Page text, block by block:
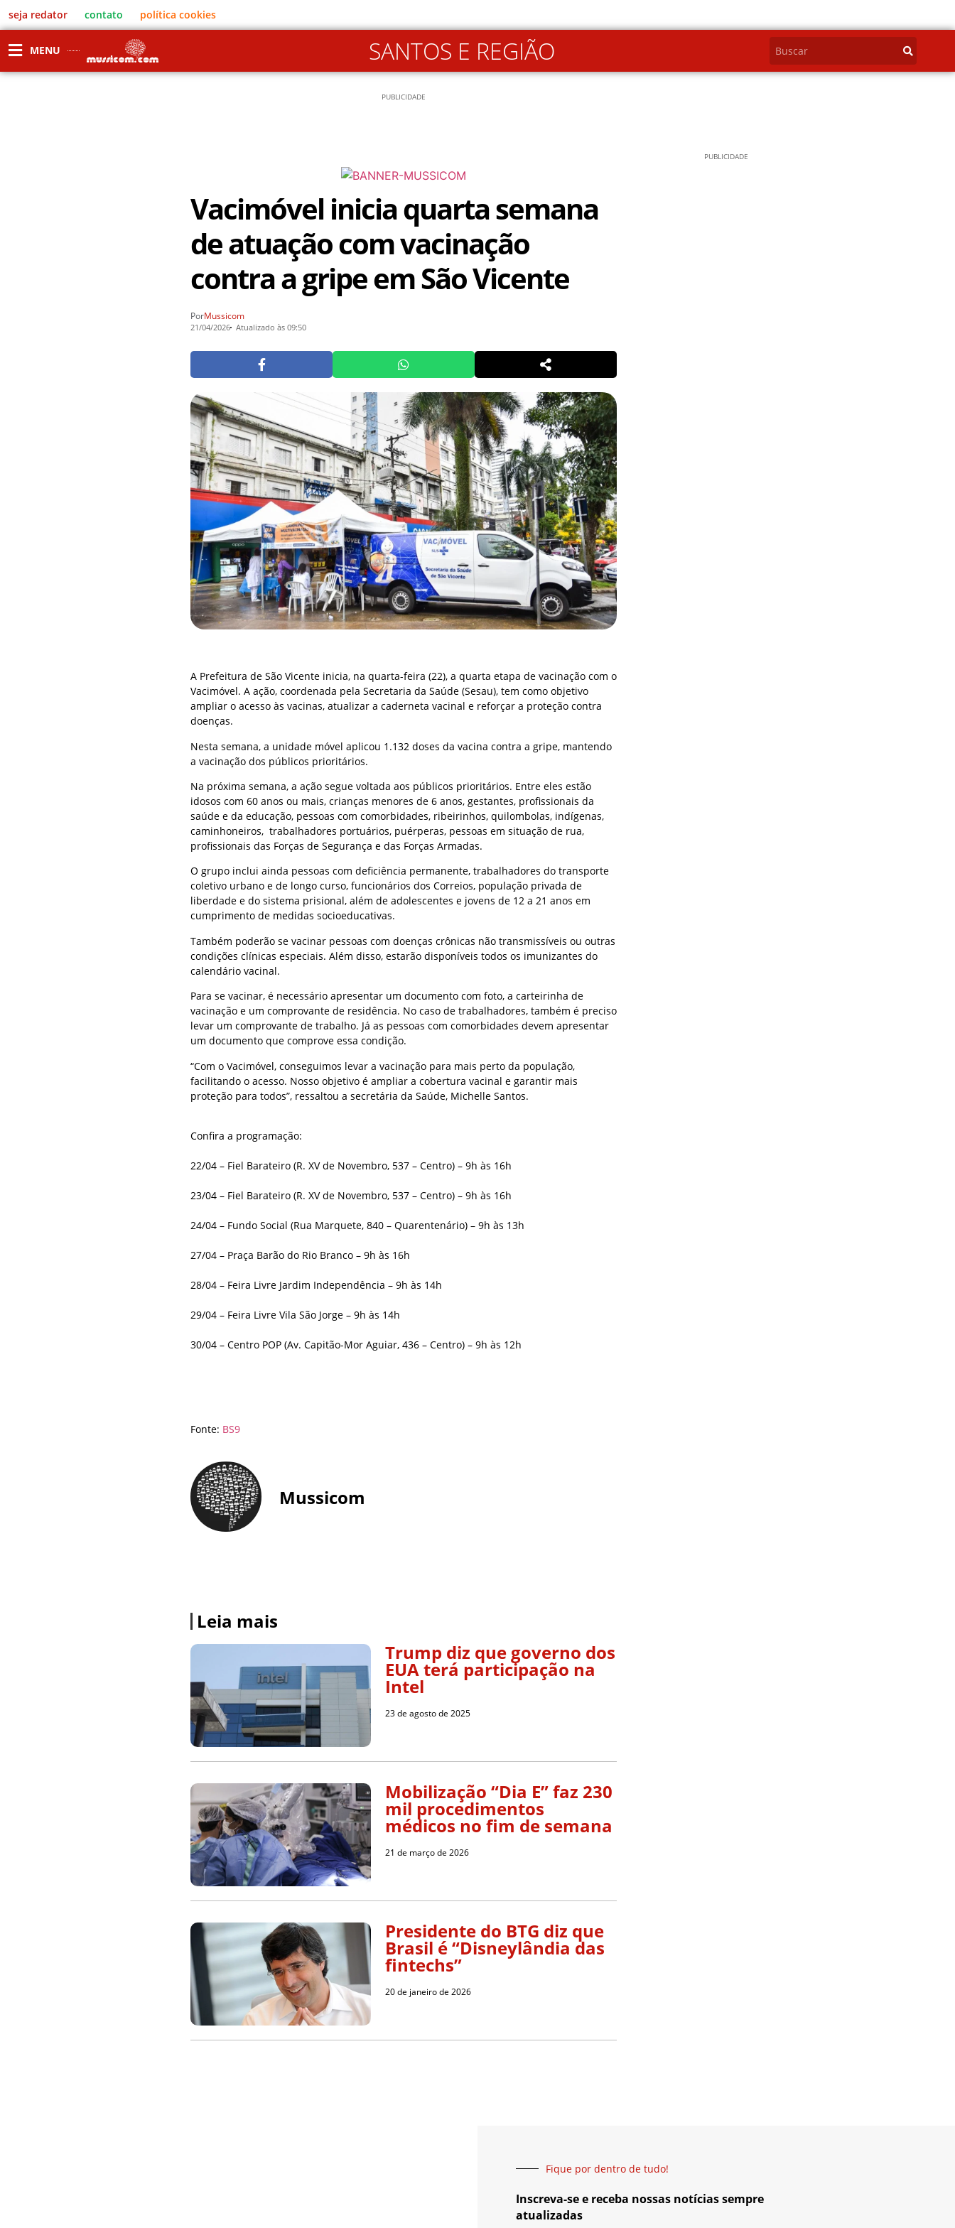
seja redator contato política cookies
MENU SANTOS E REGIÃO
PUBLICIDADE
Vacimóvel inicia quarta semana
de atuação com vacinação
contra a gripe em São Vicente
PorMussicom
21/04/2026 Atualizado às 09:50
A Prefeitura de São Vicente inicia, na quarta-feira (22), a quarta etapa de vacinação com o
Vacimóvel. A ação, coordenada pela Secretaria da Saúde (Sesau), tem como objetivo
ampliar o acesso às vacinas, atualizar a caderneta vacinal e reforçar a proteção contra
doenças.
Nesta semana, a unidade móvel aplicou 1.132 doses da vacina contra a gripe, mantendo
a vacinação dos públicos prioritários.
Na próxima semana, a ação segue voltada aos públicos prioritários. Entre eles estão
idosos com 60 anos ou mais, crianças menores de 6 anos, gestantes, profissionais da
saúde e da educação, pessoas com comorbidades, ribeirinhos, quilombolas, indígenas,
caminhoneiros, trabalhadores portuários, puérperas, pessoas em situação de rua,
profissionais das Forças de Segurança e das Forças Armadas.
O grupo inclui ainda pessoas com deficiência permanente, trabalhadores do transporte
coletivo urbano e de longo curso, funcionários dos Correios, população privada de
liberdade e do sistema prisional, além de adolescentes e jovens de 12 a 21 anos em
cumprimento de medidas socioeducativas.
Também poderão se vacinar pessoas com doenças crônicas não transmissíveis ou outras
condições clínicas especiais. Além disso, estarão disponíveis todos os imunizantes do
calendário vacinal.
Para se vacinar, é necessário apresentar um documento com foto, a carteirinha de
vacinação e um comprovante de residência. No caso de trabalhadores, também é preciso
levar um comprovante de trabalho. Já as pessoas com comorbidades devem apresentar
um documento que comprove essa condição.
“Com o Vacimóvel, conseguimos levar a vacinação para mais perto da população,
facilitando o acesso. Nosso objetivo é ampliar a cobertura vacinal e garantir mais
proteção para todos”, ressaltou a secretária da Saúde, Michelle Santos.
Confira a programação:
22/04 – Fiel Barateiro (R. XV de Novembro, 537 – Centro) – 9h às 16h
23/04 – Fiel Barateiro (R. XV de Novembro, 537 – Centro) – 9h às 16h
24/04 – Fundo Social (Rua Marquete, 840 – Quarentenário) – 9h às 13h
27/04 – Praça Barão do Rio Branco – 9h às 16h
28/04 – Feira Livre Jardim Independência – 9h às 14h
29/04 – Feira Livre Vila São Jorge – 9h às 14h
30/04 – Centro POP (Av. Capitão-Mor Aguiar, 436 – Centro) – 9h às 12h
Fonte: BS9
Mussicom
Leia mais
Trump diz que governo dos
EUA terá participação na
Intel
23 de agosto de 2025
Mobilização “Dia E” faz 230
mil procedimentos
médicos no fim de semana
21 de março de 2026
Presidente do BTG diz que
Brasil é “Disneylândia das
fintechs”
20 de janeiro de 2026
PUBLICIDADE
Fique por dentro de tudo!
Inscreva-se e receba nossas notícias sempre
atualizadas